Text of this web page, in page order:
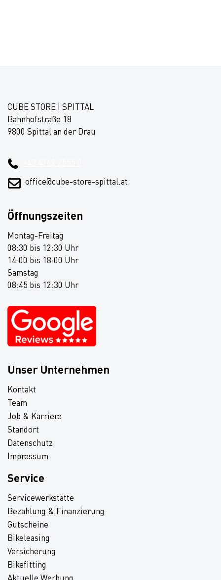
CUBE STORE | SPITTAL
Bahnhofstraße 18
9800 Spittal an der Drau
office@cube-store-spittal.at
Öffnungszeiten
Montag-Freitag
08:30 bis 12:30 Uhr
14:00 bis 18:00 Uhr
Samstag
08:45 bis 12:30 Uhr
Unser Unternehmen
Kontakt
Team
Job & Karriere
Standort
Datenschutz
Impressum
Service
Servicewerkstätte
Bezahlung & Finanzierung
Gutscheine
Bikeleasing
Versicherung
Bikefitting